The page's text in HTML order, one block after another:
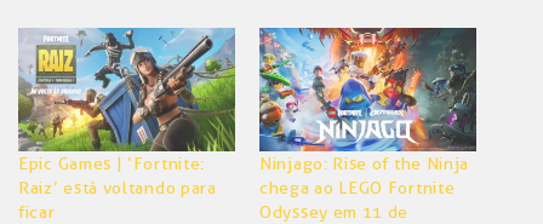
em
nova
janela)
em
nova
janela)
Epic Games | ‘Fortnite:
Raiz’ está voltando para
ficar
Ninjago: Rise of the Ninja
chega ao LEGO Fortnite
Odyssey em 11 de